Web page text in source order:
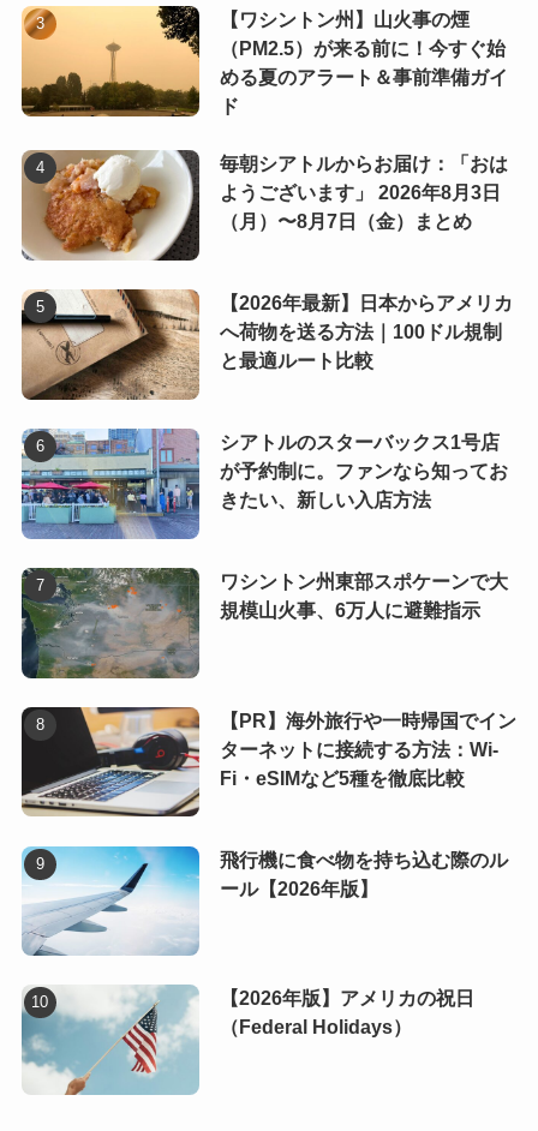
【ワシントン州】山火事の煙
（PM2.5）が来る前に！今すぐ始
める夏のアラート＆事前準備ガイ
ド
毎朝シアトルからお届け：「おは
ようございます」 2026年8月3日
（月）〜8月7日（金）まとめ
【2026年最新】日本からアメリカ
へ荷物を送る方法｜100ドル規制
と最適ルート比較
シアトルのスターバックス1号店
が予約制に。ファンなら知ってお
きたい、新しい入店方法
ワシントン州東部スポケーンで大
規模山火事、6万人に避難指示
【PR】海外旅行や一時帰国でイン
ターネットに接続する方法：Wi-
Fi・eSIMなど5種を徹底比較
飛行機に食べ物を持ち込む際のル
ール【2026年版】
【2026年版】アメリカの祝日
（Federal Holidays）